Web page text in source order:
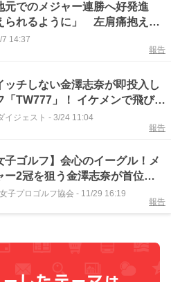
でのメジャー連勝へ好発進
られるように」 左肩痛抱えな
ー
7 14:37
報告
ッチしない金澤志奈が即投入し
「TW777」！ イケメンで飛びも
in the Bag?ツアーの現場から
イジェスト - 3/24 11:04
報告
子ゴルフ】会心のイーグル！メ
ー2冠を狙う金澤志奈が首位タ
最終日へ！＜JLPGAツアーチャ
子プロゴルフ協会 - 11/29 16:19
報告